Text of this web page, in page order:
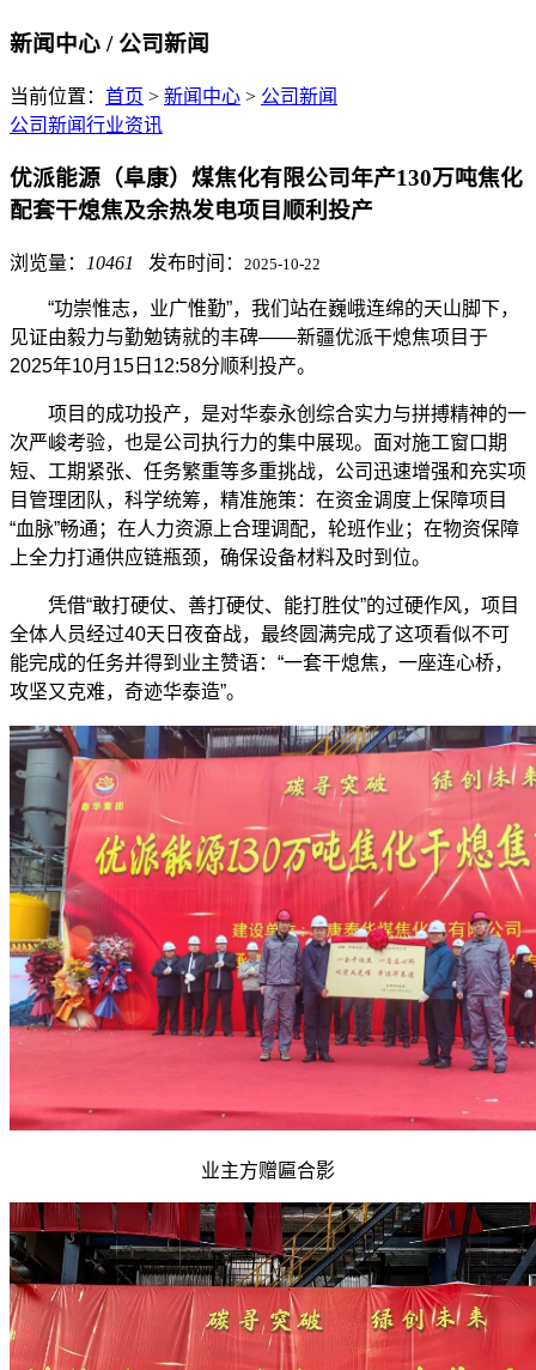
新闻中心 / 公司新闻
当前位置： 首页 > 新闻中心 > 公司新闻
公司新闻行业资讯
优派能源（阜康）煤焦化有限公司年产130万吨焦化
配套干熄焦及余热发电项目顺利投产
浏览量： 10461 发布时间： 2025-10-22
“功崇惟志，业广惟勤”，我们站在巍峨连绵的天山脚下，
见证由毅力与勤勉铸就的丰碑——新疆优派干熄焦项目于
2025年10月 15 日 12:58分顺利投产。
项目的成功投产，是对华泰永创综合实力与拼搏精神的一
次严峻考验，也是公司执行力的集中展现。面对施工窗口期
短、工期紧张、任务繁重等多重挑战，公司迅速增强和充实项
目管理团队，科学统筹，精准施策：在资金调度上保障项目
“血脉”畅通；在人力资源上合理调配，轮班作业；在物资保障
上全力打通供应链瓶颈，确保设备材料及时到位。
凭借“敢打硬仗、善打硬仗、能打胜仗”的过硬作风，项目
全体人员经过40天日夜奋战，最终圆满完成了这项看似不可
能完成的任务并得到业主赞语： “一套干熄焦，一座连心桥，
攻坚又克难，奇迹华泰造”。
业主方赠匾合影